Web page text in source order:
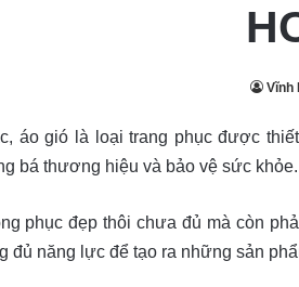
Vĩnh
áo gió là loại trang phục được
bá thương hiệu và bảo vệ sức khỏe.
phục đẹp thôi chưa đủ mà còn
đủ năng lực để tạo ra những sản